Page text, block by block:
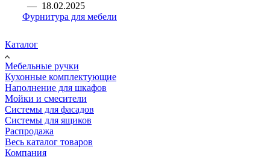
— 18.02.2025
Фурнитура для мебели
Каталог
Мебельные ручки
Кухонные комплектующие
Наполнение для шкафов
Мойки и смесители
Системы для фасадов
Системы для ящиков
Распродажа
Весь каталог товаров
Компания